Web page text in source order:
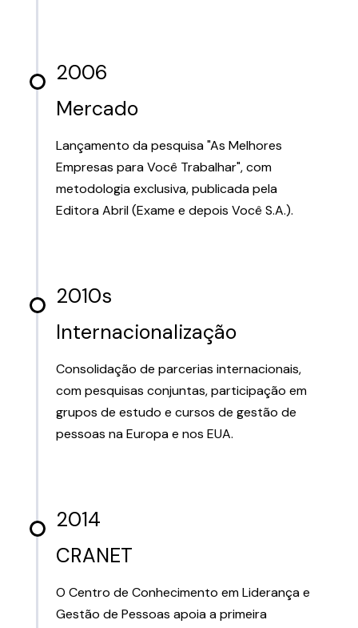
2006
Mercado
Lançamento da pesquisa "As Melhores
Empresas para Você Trabalhar", com
metodologia exclusiva, publicada pela
Editora Abril (Exame e depois Você S.A.).
2010s
Internacionalização
Consolidação de parcerias internacionais,
com pesquisas conjuntas, participação em
grupos de estudo e cursos de gestão de
pessoas na Europa e nos EUA.
2014
CRANET
O Centro de Conhecimento em Liderança e
Gestão de Pessoas apoia a primeira